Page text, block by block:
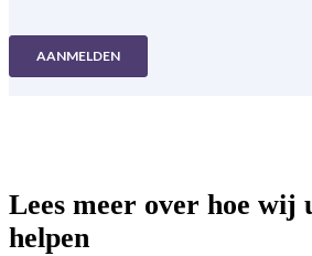
Lees meer over hoe wij
helpen